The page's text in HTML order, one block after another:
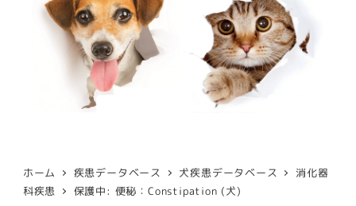
ホーム 疾患データベース 犬疾患データベース
消化器
科疾患
保護中: 便秘：Constipation (犬)